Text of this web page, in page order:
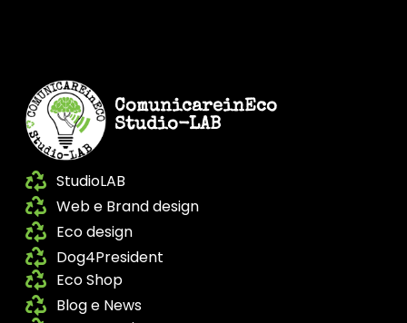
ComunicareinEco
Studio-LAB
StudioLAB
Web e Brand design
Eco design
Dog4President
Eco Shop
Blog e News